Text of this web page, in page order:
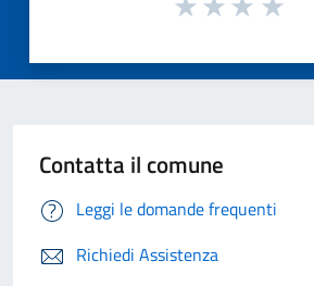
Contatta il comune
Leggi le domande frequenti
Richiedi Assistenza